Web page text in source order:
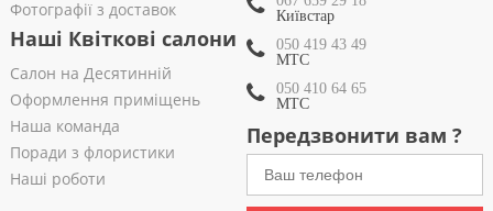
Фотографії з доставок
Наші Квіткові салони
Салон на Десятинній
Оформлення приміщень
Наша команда
Поради з флористики
Наші роботи
Київстар
050 419 43 49
МТС
050 410 64 65
МТС
Передзвонити вам ?